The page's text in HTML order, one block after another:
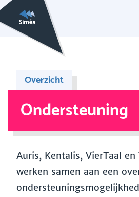
Overzicht
Ondersteuning
Auris, Kentalis, VierTaal
werken samen aan een